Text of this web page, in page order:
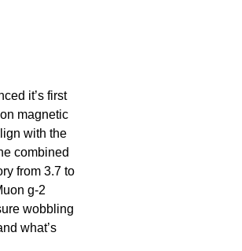
it’s first
magnetic
with the
combined
from 3.7 to
g-2
wobbling
what’s